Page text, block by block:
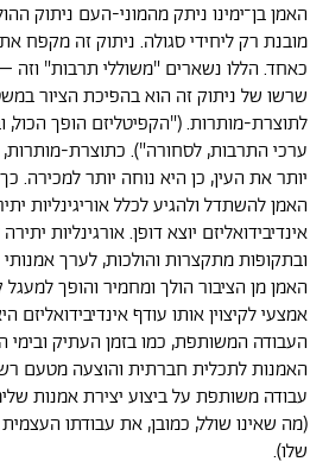
האמן בן־ימינו ניתק מהמוני-העם ניתוק
מובנת רק ליחידי סגולה. ניתוק זה מקפח
כאחד. הללו נשארים "משוללי תרבות"
שרשו של ניתוק זה הוא בהפיכת הציור
לתוצרת-מותרות. ("הקפיטליזם הופך הכול,
ערכי התרבות, לסחורה"). כתוצרת-
יותר את העין, כן היא נוחה יותר למכירה.
האמן להשתדל ולהגיע לכלל אוריגינליות
אינדיבידואליזם יוצא דופן. אורגינליות
ובתקופות מתקצרות והולכות, לערך
האמן מן הציבור הולך ומחמיר והופך
אמצעי לקיצוין אותו עודף
העבודה המשותפת, כמו בזמן העתיק
האמנות לתכלית חברתית והוצעה מטעם
עבודה משותפת על ביצוע יצירת אמנות
(מה שאינו שולל, כמובן, את עבודתו
שלו).